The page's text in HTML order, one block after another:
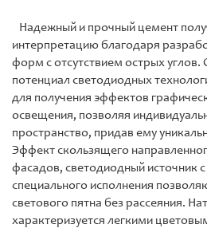
Надежный и прочный цемент
интерпретацию благодаря
форм с отсутствием острых углов.
потенциал светодиодных
для получения эффектов
освещения, позволяя
пространство, придав ему
Эффект скользящего
фасадов, светодиодный источник
специального исполнения
светового пятна без рассеяния.
характеризуется легкими